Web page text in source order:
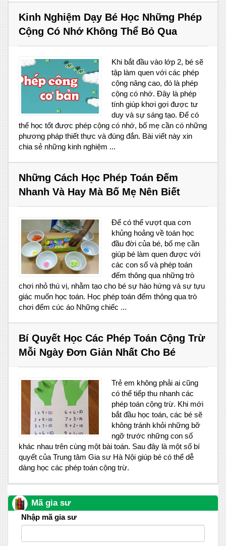
Kinh Nghiệm Dạy Bé Học Những Phép
Cộng Có Nhớ Không Thể Bỏ Qua
Khi bắt đầu vào lớp 2, bé sẽ
tập làm quen với các phép
cộng nâng cao, đó là phép
cộng có nhớ. Đây là phép
tính giúp khơi gợi được tư
duy và sự sáng tạo. Để có
thể học tốt được phép cộng có nhớ, bố mẹ cần có những
phương pháp thiết thực và đúng đắn. Bài viết này xin
chia sẻ những kinh nghiệm ...
Những Cách Học Phép Toán Đếm
Nhanh Và Hay Mà Bố Mẹ Nên Biết
Để có thể vượt qua cơn
khủng hoảng về toán học
đầu đời của bé, bố mẹ cần
giúp bé làm quen được với
các con số và phép toán
đếm thông qua những trò
chơi nhỏ thú vị, nhằm tạo cho bé sự hào hứng và sự tựu
giác muốn học toán. Học phép toán đếm thông qua trò
chơi đếm cúc áo Những chiếc ...
Bí Quyết Học Các Phép Toán Cộng Trừ
Mỗi Ngày Đơn Giản Nhất Cho Bé
Trẻ em không phải ai cũng
có thể tiếp thu nhanh các
phép toán cộng trừ. Khi mới
bắt đầu học toán, các bé sẽ
không tránh khỏi những bỡ
ngỡ trước những con số
khác nhau trên cùng một bài toán. Sau đây là một số bí
quyết của Trung tâm Gia sư Hà Nội giúp bé có thể dễ
dàng học các phép toán cộng trừ.
Mã gia sư
Nhập mã gia sư